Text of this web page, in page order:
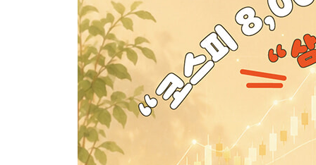
5장. 증권사 앱을 처음 켜고 막막한 당신에게
만 원짜리 주식이 천 원짜리 주식보다 비싼 걸까
속이 꽉 찬 회사를 걸러내는 체크리스트
매수 버튼 앞에서 당황하지 않으려면
6장. 가장 쉬운 시작: ETF와 분산 투자
ETF가 초보자에게 좋은 출발점인 이유
주식 시장 전체에 투자하는 방법